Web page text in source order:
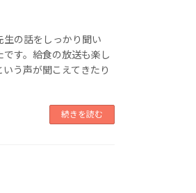
生の話をしっかり聞い
す。給食の放送も楽し
う声が聞こえてきたり
続きを読む